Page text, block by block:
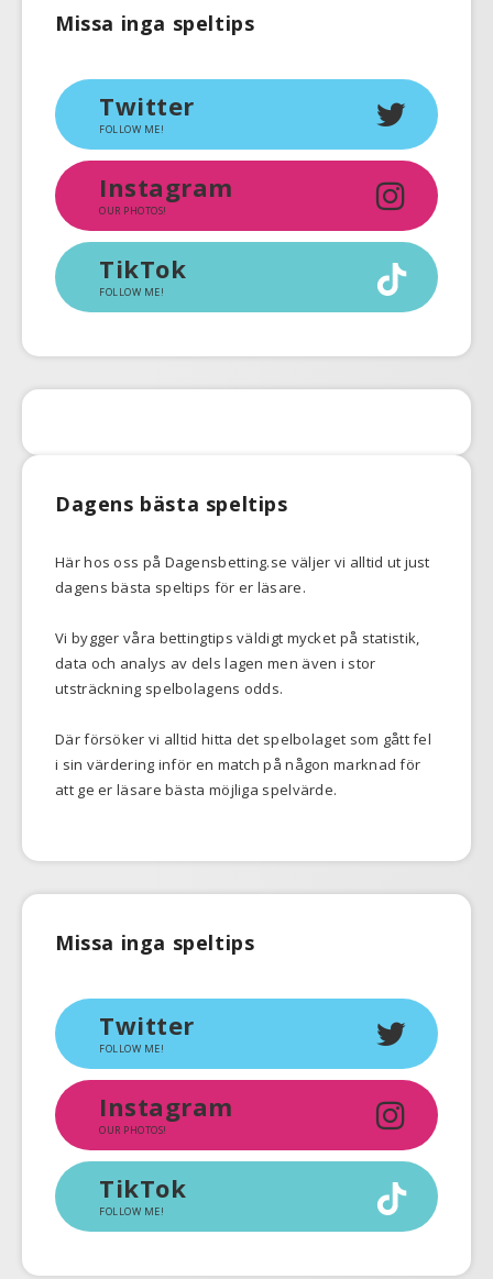
Missa inga speltips
Twitter
FOLLOW ME!
Instagram
OUR PHOTOS!
TikTok
FOLLOW ME!
Dagens bästa speltips
Här hos oss på Dagensbetting.se väljer vi alltid ut just
dagens bästa speltips för er läsare.
Vi bygger våra bettingtips väldigt mycket på statistik,
data och analys av dels lagen men även i stor
utsträckning spelbolagens odds.
Där försöker vi alltid hitta det spelbolaget som gått fel
i sin värdering inför en match på någon marknad för
att ge er läsare bästa möjliga spelvärde.
Missa inga speltips
Twitter
FOLLOW ME!
Instagram
OUR PHOTOS!
TikTok
FOLLOW ME!